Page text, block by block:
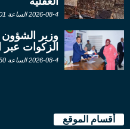
2026-08-4 الساعة 14:01
وزير الشؤون
الزكوات
2026-08-4 الساعة 13:50
أقسام الموقع